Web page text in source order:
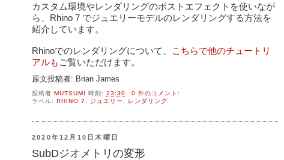
カスタム環境やレンダリングのポストエフェクトを使いなが
ら、Rhino 7 でジュエリーモデルのレンダリングする方法を
紹介しています。
Rhinoでのレンダリングについて、
こちらで他のチュートリ
アルも ご覧いただけます。
原文投稿者: Brian James
投稿者 MUTSUMI 時刻: 23:30
0 件のコメント:
ラベル: RHINO 7 ジュエリー レンダリング
2020年12月10日木曜日
SubDジオメトリの変形